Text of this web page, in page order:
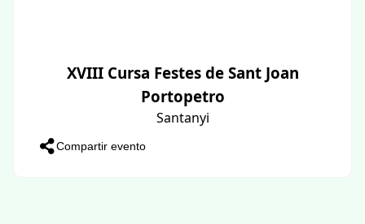
XVIII Cursa Festes de Sant Joan
Portopetro
Santanyi
Compartir evento